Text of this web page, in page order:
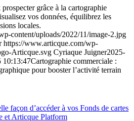
grâce à la cartographie
vos données, équilibrez les
locales.
content/uploads/2022/11/image-2.jpg
https://www.articque.com/wp-
Articque.svg Cyriaque Juigner2025-
10:13:47Cartographie commerciale :
pour booster l’activité terrain
façon d’accéder à vos Fonds de cartes
et Articque Platform